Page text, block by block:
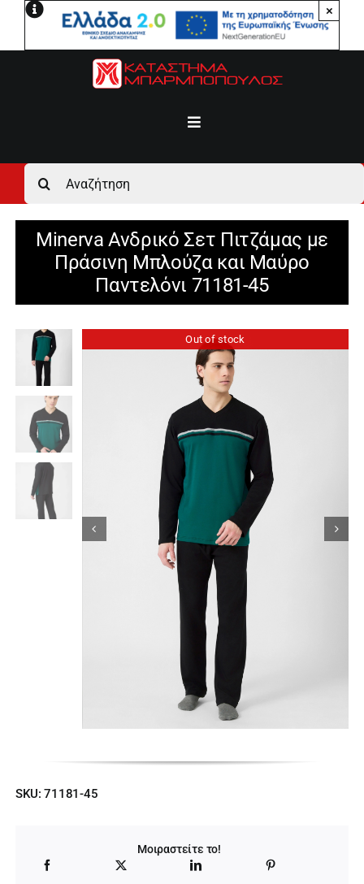
Μετάβαση
×
Toggle
Αρχική
Ανδρικά
Γυναικεία
Αγόρι
Κορίτσι
Εσώρουχα
Είδη Παρέλασης
Σχετικά με εμάς
Αναζήτηση
για:
Minerva Ανδρικό Σετ Πιτζάμας με
Πράσινη Μπλούζα και Μαύρο
Παντελόνι 71181-45
Out of stock
SKU:71181-45
Μοιραστείτε το!